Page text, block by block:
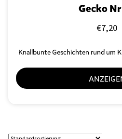
Gecko
€7,20
Knallbunte Geschichten rund um